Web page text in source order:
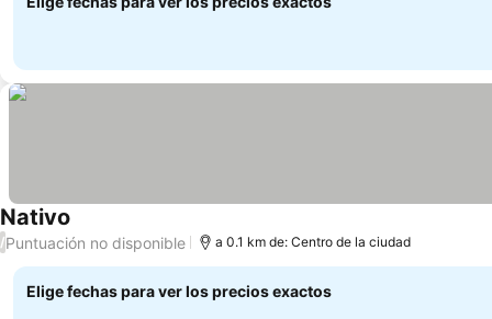
Nativo
/Puntuación no disponible a 0.1 km de: Centro de la ciudad
Elige fechas para ver los precios exactos